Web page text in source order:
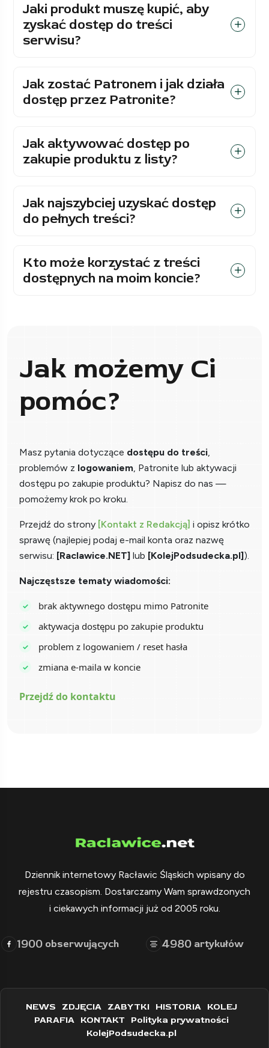
Jaki produkt muszę kupić, aby
zyskać dostęp do treści
serwisu?
Jak zostać Patronem i jak działa
dostęp przez Patronite?
Jak aktywować dostęp po
zakupie produktu z listy?
Jak najszybciej uzyskać dostęp
do pełnych treści?
Kto może korzystać z treści
dostępnych na moim koncie?
Jak możemy Ci
pomóc?
Masz pytania dotyczące dostępu do treści,
problemów z logowaniem, Patronite lub aktywacji
dostępu po zakupie produktu? Napisz do nas —
pomożemy krok po kroku.
Przejdź do strony [Kontakt z Redakcją] i opisz krótko
sprawę (najlepiej podaj e-mail konta oraz nazwę
serwisu: [Raclawice.NET] lub [KolejPodsudecka.pl]).
Najczęstsze tematy wiadomości:
brak aktywnego dostępu mimo Patronite
aktywacja dostępu po zakupie produktu
problem z logowaniem / reset hasła
zmiana e-maila w koncie
Przejdź do kontaktu
Dziennik internetowy Racławic Śląskich wpisany do
rejestru czasopism. Dostarczamy Wam sprawdzonych
i ciekawych informacji już od 2005 roku.
1900 obserwujących 4980 artykułów
NEWS ZDJĘCIA ZABYTKI HISTORIA KOLEJ
PARAFIA KONTAKT Polityka prywatności
KolejPodsudecka.pl